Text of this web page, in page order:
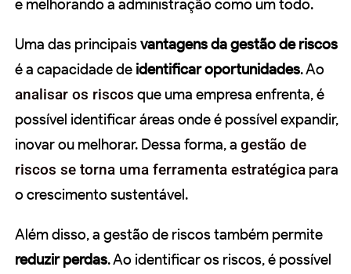
e melhorando a administração como um todo.
Uma das principaisvantagens da gestão de riscos
é a capacidade de identificar oportunidades. Ao
analisar os riscos que uma empresa enfrenta, é
possível identificar áreas onde é possível expandir,
inovar ou melhorar. Dessa forma, a gestão de
riscos se torna uma ferramenta estratégica para
o crescimento sustentável.
Além disso, a gestão de riscos também permite
reduzir perdas. Ao identificar os riscos, é possível